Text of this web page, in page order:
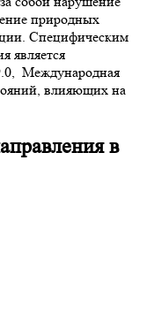
природных
Специфическим
является
Международная
влияющих на
в